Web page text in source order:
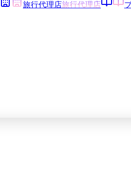
旅行代理店旅行代理店